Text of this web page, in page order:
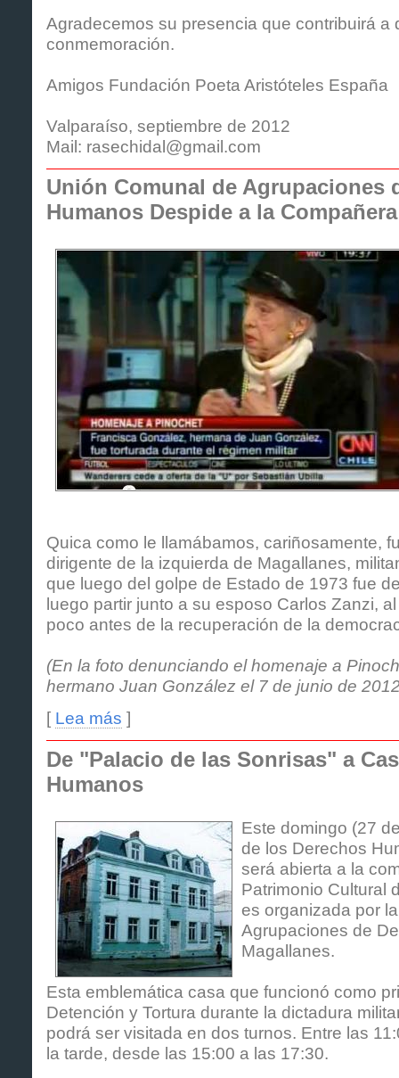
Agradecemos su presencia que contribuirá a
conmemoración.
Amigos Fundación Poeta Aristóteles España
Valparaíso, septiembre de 2012
Mail: rasechidal@gmail.com
Unión Comunal de Agrupaciones
Humanos Despide a la
Quica como le llamábamos, cariñosamente,
dirigente de la izquierda de Magallanes,
que luego del golpe de Estado de 1973 fue
luego partir junto a su esposo Carlos Zanzi,
poco antes de la recuperación de la
(En la foto denunciando el homenaje a
hermano Juan González el 7 de junio de
[ Lea más ]
De "Palacio de las Sonrisas" a
Humanos
Este domingo (27
de los Derechos
será abierta a la
Patrimonio Cultural
es organizada por
Agrupaciones de
Magallanes.
Esta emblemática casa que funcionó como
Detención y Tortura durante la dictadura
podrá ser visitada en dos turnos. Entre las
la tarde, desde las 15:00 a las 17:30.